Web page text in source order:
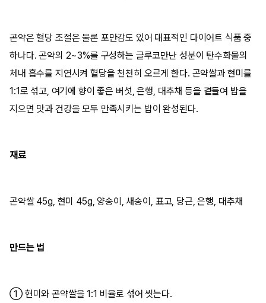
곤약은 혈당 조절은 물론 포만감도 있어 대표적인 다이어트 식품 중
하나다. 곤약의 2~3%를 구성하는 글루코만난 성분이 탄수화물의
체내 흡수를 지연시켜 혈당을 천천히 오르게 한다. 곤약쌀과 현미를
1:1로 섞고, 여기에 향이 좋은 버섯, 은행, 대추채 등을 곁들여 밥을
지으면 맛과 건강을 모두 만족시키는 밥이 완성된다.
재료
곤약쌀 45g, 현미 45g, 양송이, 새송이, 표고, 당근, 은행, 대추채
만드는 법
① 현미와 곤약쌀을 1:1 비율로 섞어 씻는다.